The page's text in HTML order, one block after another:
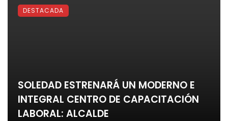
SOLEDAD ESTRENARÁ UN MODERNO E
INTEGRAL CENTRO DE CAPACITACIÓN
LABORAL: ALCALDE
DESTACADA